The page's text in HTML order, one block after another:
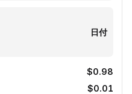
日付
$0.98
$0.01